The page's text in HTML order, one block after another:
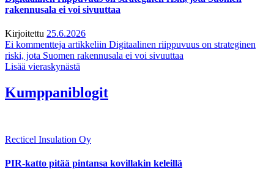
rakennusala ei voi sivuuttaa
Kirjoitettu 25.6.2026
Ei kommentteja artikkeliin Digitaalinen riippuvuus on strateginen
riski, jota Suomen rakennusala ei voi sivuuttaa
Lisää vieraskynästä
Kumppaniblogit
Recticel Insulation Oy
PIR-katto pitää pintansa kovillakin keleillä